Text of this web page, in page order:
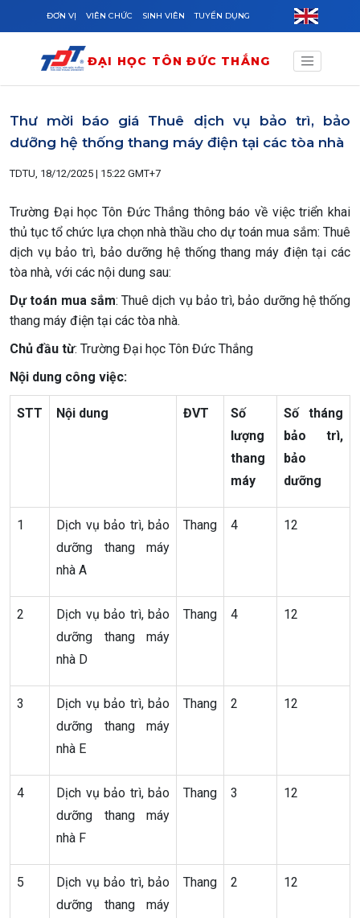
Skip to main content
ĐƠN VỊ VIÊN CHỨC SINH VIÊN TUYỂN DỤNG
ĐẠI HỌC TÔN ĐỨC THẮNG
Thư mời báo giá Thuê dịch vụ bảo trì, bảo
dưỡng hệ thống thang máy điện tại các tòa nhà
TDTU, 18/12/2025 | 15:22 GMT+7
Trường Đại học Tôn Đức Thắng thông báo về việc triển khai
thủ tục tổ chức lựa chọn nhà thầu cho dự toán mua sắm: Thuê
dịch vụ bảo trì, bảo dưỡng hệ thống thang máy điện tại các
tòa nhà, với các nội dung sau:
Dự toán mua sắm: Thuê dịch vụ bảo trì, bảo dưỡng hệ thống
thang máy điện tại các tòa nhà.
Chủ đầu từ: Trường Đại học Tôn Đức Thắng
Nội dung công việc:
STT Nội dung ĐVT
Số
lượng
thang
máy
Số tháng
bảo trì,
bảo
dưỡng
1
Dịch vụ bảo trì, bảo
dưỡng thang máy
nhà A
Thang 4 12
2
Dịch vụ bảo trì, bảo
dưỡng thang máy
nhà D
Thang 4 12
3
Dịch vụ bảo trì, bảo
dưỡng thang máy
nhà E
Thang 2 12
4
Dịch vụ bảo trì, bảo
dưỡng thang máy
nhà F
Thang 3 12
5
Dịch vụ bảo trì, bảo
dưỡng thang máy
Thang 2 12